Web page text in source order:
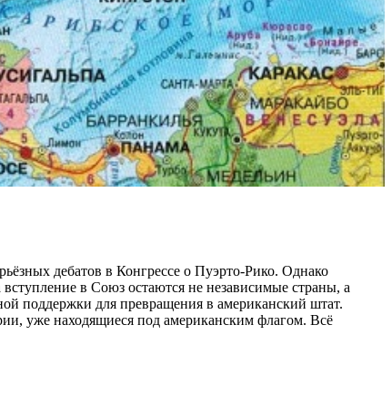
дебатов в Конгрессе о Пуэрто-Рико. Однако
в Союз остаются не независимые страны, а
поддержки для превращения в американский штат.
уже находящиеся под американским флагом. Всё